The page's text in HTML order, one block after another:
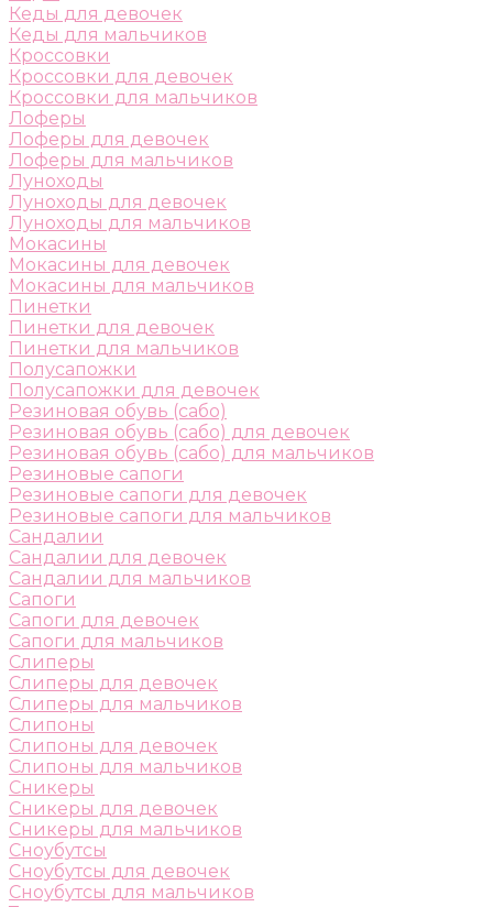
Кеды для девочек
Кеды для мальчиков
Кроссовки
Кроссовки для девочек
Кроссовки для мальчиков
Лоферы
Лоферы для девочек
Лоферы для мальчиков
Луноходы
Луноходы для девочек
Луноходы для мальчиков
Мокасины
Мокасины для девочек
Мокасины для мальчиков
Пинетки
Пинетки для девочек
Пинетки для мальчиков
Полусапожки
Полусапожки для девочек
Резиновая обувь (сабо)
Резиновая обувь (сабо) для девочек
Резиновая обувь (сабо) для мальчиков
Резиновые сапоги
Резиновые сапоги для девочек
Резиновые сапоги для мальчиков
Сандалии
Сандалии для девочек
Сандалии для мальчиков
Сапоги
Сапоги для девочек
Сапоги для мальчиков
Слиперы
Слиперы для девочек
Слиперы для мальчиков
Слипоны
Слипоны для девочек
Слипоны для мальчиков
Сникеры
Сникеры для девочек
Сникеры для мальчиков
Сноубутсы
Сноубутсы для девочек
Сноубутсы для мальчиков